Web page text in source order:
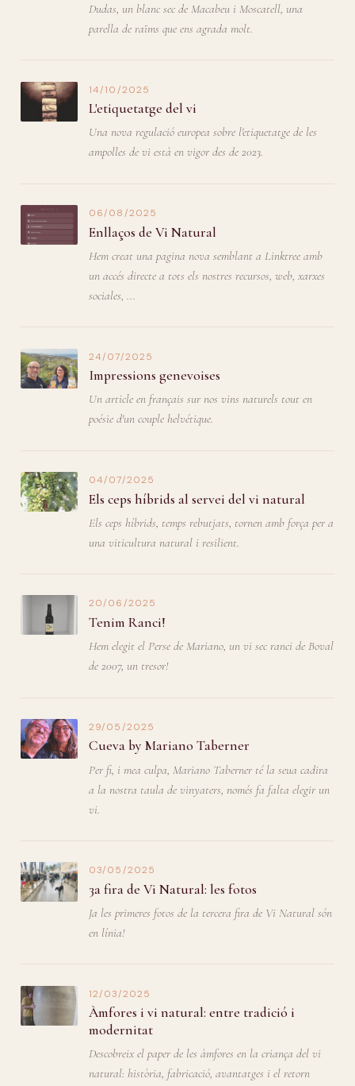
Dudas, un blanc sec de Macabeu i Moscatell, una
parella de raïms que ens agrada molt.
14/10/2025
L'etiquetatge del vi
Una nova regulació europea sobre l'etiquetatge de les
ampolles de vi està en vigor des de 2023.
06/08/2025
Enllaços de Vi Natural
Hem creat una pagina nova semblant a Linktree amb
un accés directe a tots els nostres recursos, web, xarxes
sociales, ...
24/07/2025
Impressions genevoises
Un article en français sur nos vins naturels tout en
poésie d'un couple helvétique.
04/07/2025
Els ceps híbrids al servei del vi natural
Els ceps híbrids, temps rebutjats, tornen amb força per a
una viticultura natural i resilient.
20/06/2025
Tenim Ranci!
Hem elegit el Perse de Mariano, un vi sec ranci de Boval
de 2007, un tresor!
29/05/2025
Cueva by Mariano Taberner
Per fi, i mea culpa, Mariano Taberner té la seua cadira
a la nostra taula de vinyaters, només fa falta elegir un
vi.
03/05/2025
3a fira de Vi Natural: les fotos
Ja les primeres fotos de la tercera fira de Vi Natural són
en línia!
12/03/2025
Àmfores i vi natural: entre tradició i
modernitat
Descobreix el paper de les àmfores en la criança del vi
natural: història, fabricació, avantatges i el retorn